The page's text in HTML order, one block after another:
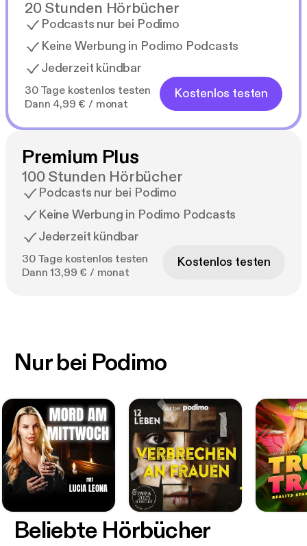
20 Stunden Hörbücher
Podcasts nur bei Podimo
Keine Werbung in Podimo Podcasts
Jederzeit kündbar
30 Tage kostenlos testen
Dann 4,99 € / monat
Kostenlos testen
Premium Plus
100 Stunden Hörbücher
Podcasts nur bei Podimo
Keine Werbung in Podimo Podcasts
Jederzeit kündbar
30 Tage kostenlos testen
Dann 13,99 € / monat
Kostenlos testen
Nur bei Podimo
Beliebte Hörbücher